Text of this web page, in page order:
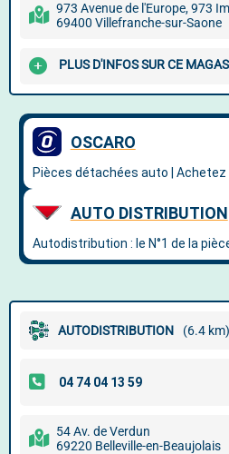
973 Avenue de l'Europe, 973
69400 Villefranche-sur-Saone
PLUS D'INFOS SUR CE
AUTODISTRIBUTION (6.4 km)
54 Av. de Verdun
69220 Belleville-en-Beaujolais